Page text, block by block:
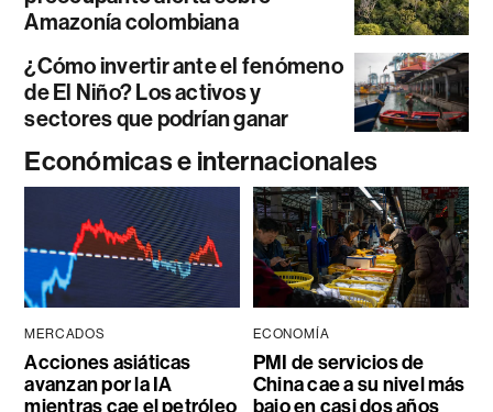
Amazonía colombiana
¿Cómo invertir ante el fenómeno
de El Niño? Los activos y
sectores que podrían ganar
Económicas e internacionales
MERCADOS
Acciones asiáticas
avanzan por la IA
mientras cae el petróleo
ECONOMÍA
PMI de servicios de
China cae a su nivel más
bajo en casi dos años